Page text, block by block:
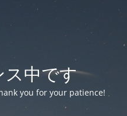
ス中です
you for your patience!